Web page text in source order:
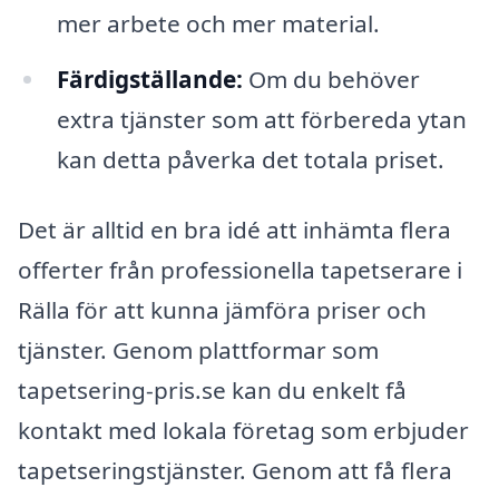
mer arbete och mer material.
Färdigställande: Om du behöver
extra tjänster som att förbereda ytan
kan detta påverka det totala priset.
Det är alltid en bra idé att inhämta flera
offerter från professionella tapetserare i
Rälla för att kunna jämföra priser och
tjänster. Genom plattformar som
tapetsering-pris.se kan du enkelt få
kontakt med lokala företag som erbjuder
tapetseringstjänster. Genom att få flera